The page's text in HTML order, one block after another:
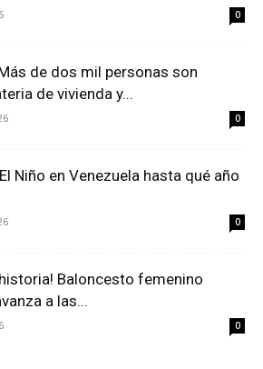
0
de dos mil personas son
de vivienda y...
0
Niño en Venezuela hasta qué año
0
Baloncesto femenino
a las...
0